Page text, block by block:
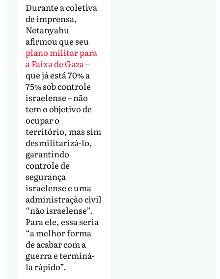
Durante a coletiva
de imprensa,
Netanyahu
afirmou que seu
plano militar para
a Faixa de Gaza–
que já está 70% a
75% sob controle
israelense – não
tem o objetivo de
ocupar o
território, mas sim
desmilitarizá-lo,
garantindo
controle de
segurança
israelense e uma
administração civil
“não israelense”.
Para ele, essa seria
“a melhor forma
de acabar com a
guerra e terminá-
la rápido”.